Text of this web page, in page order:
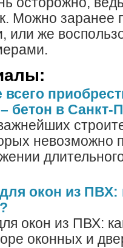
Можно заранее
или же
всего
бетон в Санкт-
невозможно
окон из ПВХ:
окон из ПВХ:
оконных и